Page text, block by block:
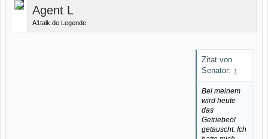
Agent L
A1talk.de Legende
Zitat von
Senator: ↑
Bei meinem
wird heute
das
Getriebeöl
getauscht. Ich